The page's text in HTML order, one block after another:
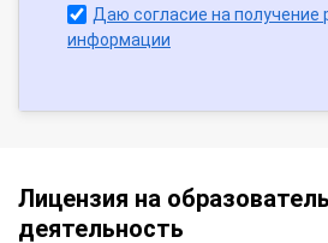
Даю согласие на получение
информации
Лицензия на
деятельность